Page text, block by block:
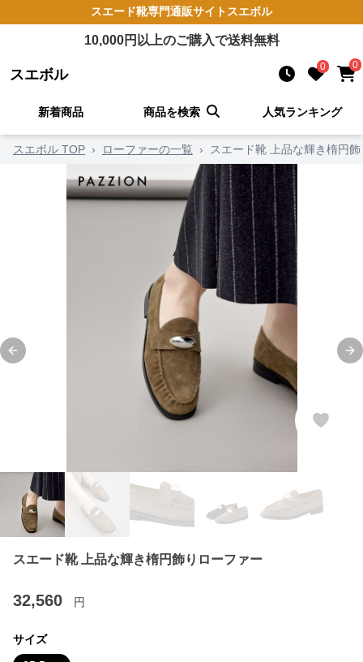
スエード靴専門通販サイト スエボル
10,000円以上のご購入で送料無料
スエボル 0 0
新着商品 商品を検索 人気ランキング
スエボル TOP › ローファーの一覧 › スエード靴 上品な輝き楕円
Previous slide
スエード靴 上品な輝き楕円飾りローファー
32,560 円
サイズ